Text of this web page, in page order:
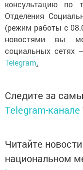
Отделения
(режим работы с
новостями вы
социальных сетях
Telegram.
Telegram-канале
национальном
https://max.ru/